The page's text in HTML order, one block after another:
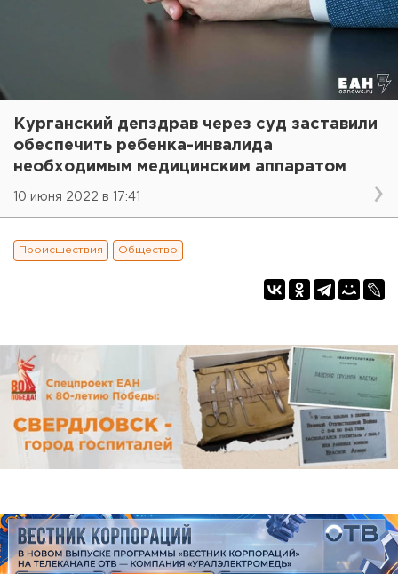
Курганский депздрав через суд заставили
обеспечить ребенка-инвалида
необходимым медицинским аппаратом
10 июня 2022 в 17:41
Происшествия Общество